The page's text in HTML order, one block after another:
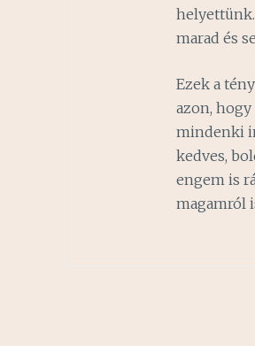
marad és
Ezek a
azon,
mindenki
kedves,
engem is
magamról